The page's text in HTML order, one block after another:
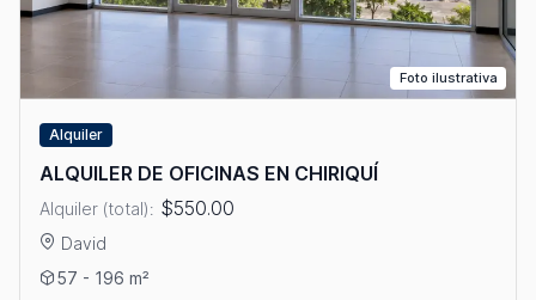
Foto ilustrativa
Alquiler
ALQUILER DE OFICINAS EN CHIRIQUÍ
Alquiler (total): $550.00
David
Ver detalles: ALQUILER DE OFICINAS EN CHIRIQUÍ
57 - 196 m²